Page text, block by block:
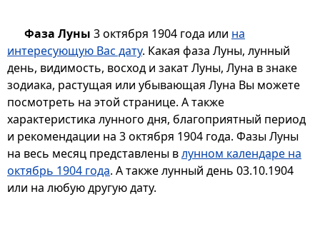
Фаза Луны 3 октября 1904 года или на
интересующую Вас дату. Какая фаза Луны, лунный
день, видимость, восход и закат Луны, Луна в знаке
зодиака, растущая или убывающая Луна Вы можете
посмотреть на этой странице. А также
характеристика лунного дня, благоприятный период
и рекомендации на 3 октября 1904 года. Фазы Луны
на весь месяц представлены влунном календаре на
октябрь 1904 года. А также лунный день 03.10.1904
или на любую другую дату.